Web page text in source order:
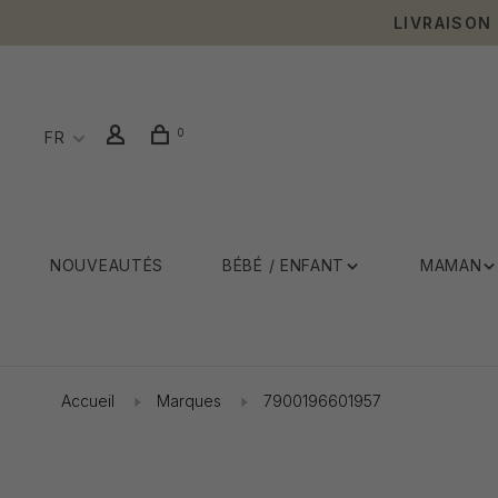
LIVRAISON
FR 0
NOUVEAUTÉS BÉBÉ / ENFANT MAMAN
Accueil Marques 7900196601957